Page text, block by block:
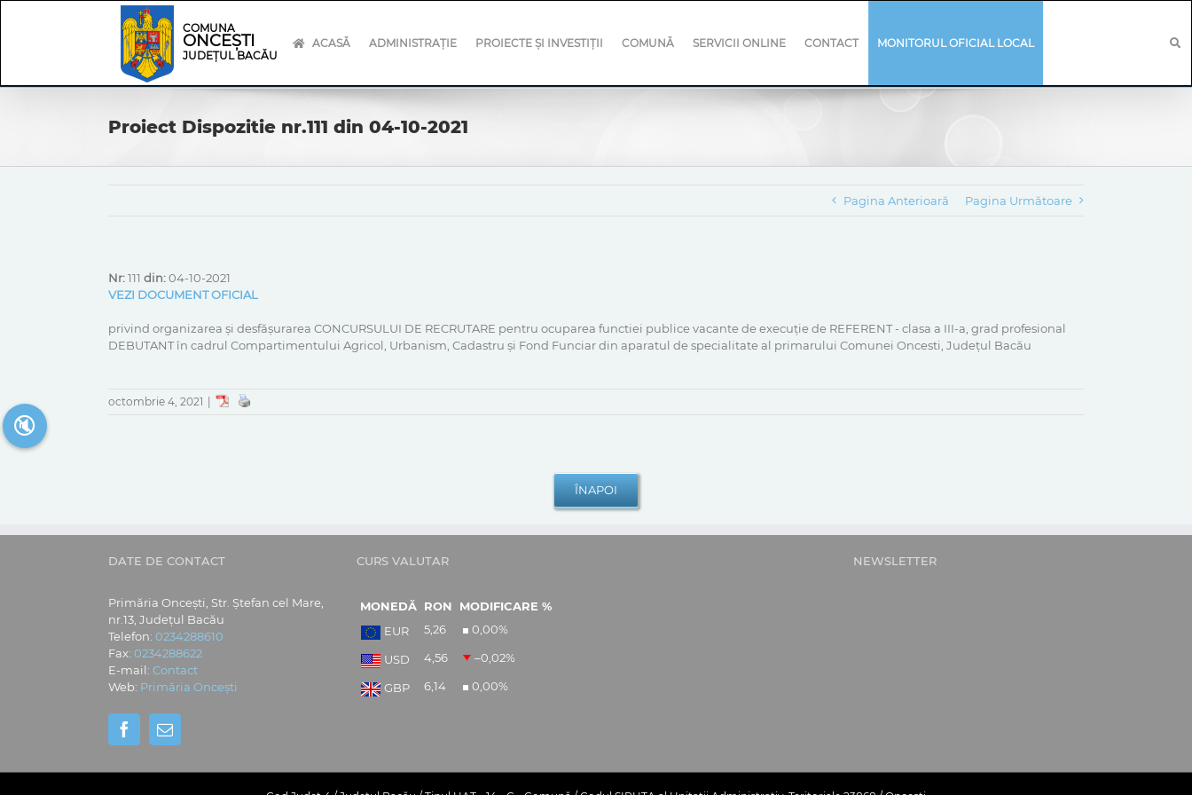
COMUNA
ONCEȘTI
JUDEȚUL BACĂU
ACASĂ ADMINISTRAȚIE PROIECTE ȘI INVESTIȚII COMUNĂ SERVICII ONLINE CONTACT MONITORUL OFICIAL LOCAL
Proiect Dispozitie nr.111 din 04-10-2021
Pagina Anterioară Pagina Următoare
Nr:111 din:04-10-2021
VEZI DOCUMENT OFICIAL
privind organizarea şi desfăşurarea CONCURSULUI DE RECRUTARE pentru ocuparea functiei publice vacante de execuție de REFERENT - clasa a III-a, grad profesional
DEBUTANT în cadrul Compartimentului Agricol, Urbanism, Cadastru şi Fond Funciar din aparatul de specialitate al primarului Comunei Oncesti, Județul Bacău
octombrie 4, 2021
DATE DE CONTACT
Primăria Oncești, Str. Ștefan cel Mare,
nr.13, Județul Bacău
Telefon: 0234288610
Fax: 0234288622
E-mail: Contact
Web: Primăria Oncești
CURS VALUTAR
MONEDĂ RON
MODIFICARE %
EUR
5,26 0,00%
USD 4,56 –0,02%
GBP 6,14 0,00%
NEWSLETTER
🔇